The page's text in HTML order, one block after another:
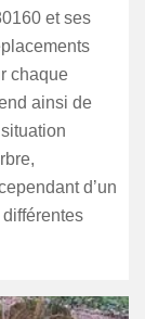
et ses
chaque
ainsi de
d’un